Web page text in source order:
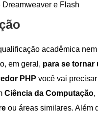
Dreamweaver e Flash
acadêmica
em geral, para se tornar
PHP você vai
Ciência da Computação,
ou áreas similares. Além